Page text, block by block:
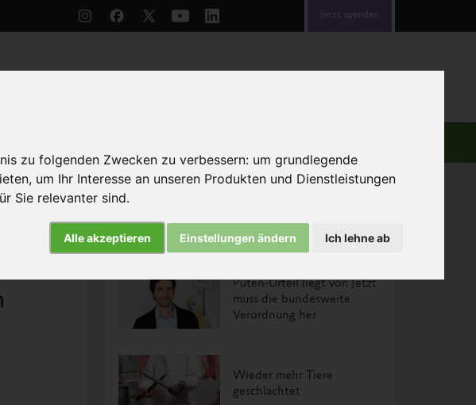
zu folgenden Zwecken zu verbessern: um grundlegende
, um Ihr Interesse an unseren Produkten und Dienstleistungen
Sie relevanter sind.
Alle akzeptieren Ich lehne ab
Einstellungen ändern
Jetzt spenden
Das könnte Sie auch interessieren
Puten-Urteil liegt vor: Jetzt
muss die bundesweite
Verordnung her
Wieder mehr Tiere
geschlachtet